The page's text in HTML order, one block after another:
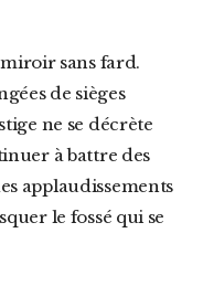
de sièges
ne se décrète
à battre des
applaudissements
le fossé qui se